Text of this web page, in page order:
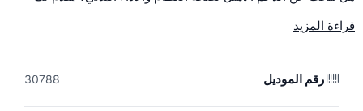
كالسي باور
الضرورية، لضمان بقاء حيواناتك في قمة عطائها.
يعد كالسي باور من الحلول البيطرية الفعالة التي تعمل على:
قراءة المزيد
رقم الموديل 30788